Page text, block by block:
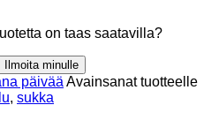
on taas saatavilla?
Ilmoita minulle
päivää Avainsanat tuotteelle
, sukka